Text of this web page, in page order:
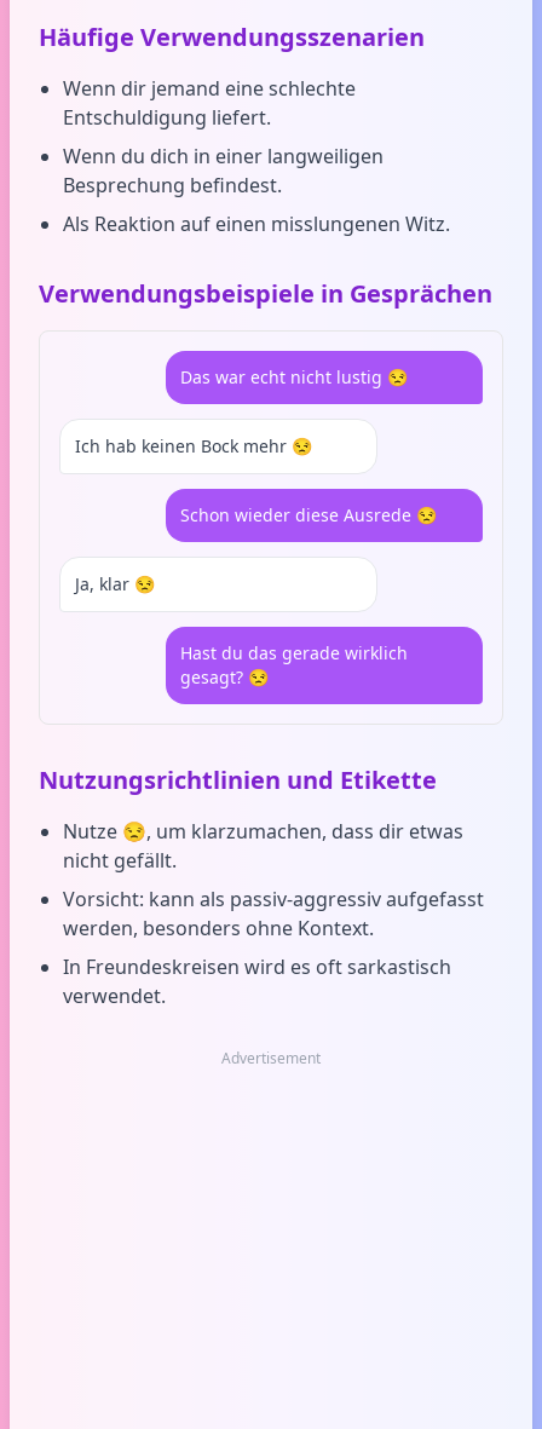
Häufige Verwendungsszenarien
Wenn dir jemand eine schlechte
Entschuldigung liefert.
Wenn du dich in einer langweiligen
Besprechung befindest.
Als Reaktion auf einen misslungenen Witz.
Verwendungsbeispiele in Gesprächen
Das war echt nicht lustig 😒
Ich hab keinen Bock mehr 😒
Schon wieder diese Ausrede 😒
Ja, klar 😒
Hast du das gerade wirklich
gesagt? 😒
Nutzungsrichtlinien und Etikette
Nutze 😒, um klarzumachen, dass dir etwas
nicht gefällt.
Vorsicht: kann als passiv-aggressiv aufgefasst
werden, besonders ohne Kontext.
In Freundeskreisen wird es oft sarkastisch
verwendet.
Advertisement